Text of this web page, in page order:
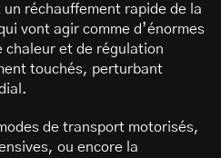
un réchauffement rapide de la
vont agir comme d’énormes
chaleur et de régulation
touchés, perturbant
de transport motorisés,
ou encore la